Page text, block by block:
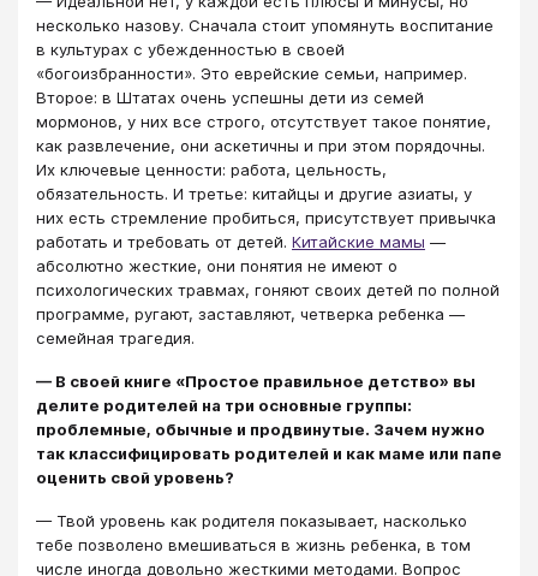
несколько назову. Сначала стоит упомянуть воспитание
в культурах с убежденностью в своей
«богоизбранности». Это еврейские семьи, например.
Второе: в Штатах очень успешны дети из семей
мормонов, у них все строго, отсутствует такое понятие,
как развлечение, они аскетичны и при этом порядочны.
Их ключевые ценности: работа, цельность,
обязательность. И третье: китайцы и другие азиаты, у
них есть стремление пробиться, присутствует привычка
работать и требовать от детей. Китайские мамы —
абсолютно жесткие, они понятия не имеют о
психологических травмах, гоняют своих детей по полной
программе, ругают, заставляют, четверка ребенка —
семейная трагедия.
— В своей книге «Простое правильное детство» вы
делите родителей на три основные группы:
проблемные, обычные и продвинутые. Зачем нужно
так классифицировать родителей и как маме или папе
оценить свой уровень?
— Твой уровень как родителя показывает, насколько
тебе позволено вмешиваться в жизнь ребенка, в том
числе иногда довольно жесткими методами. Вопрос